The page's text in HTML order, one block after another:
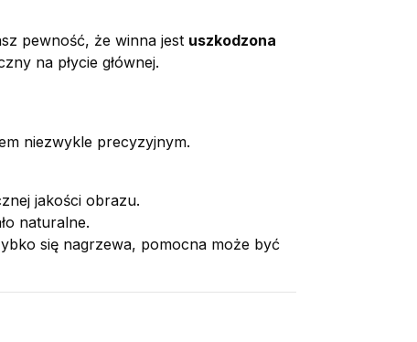
pewność, że winna jest uszkodzona
na płycie głównej.
niezwykle precyzyjnym.
jakości obrazu.
naturalne.
się nagrzewa, pomocna może być